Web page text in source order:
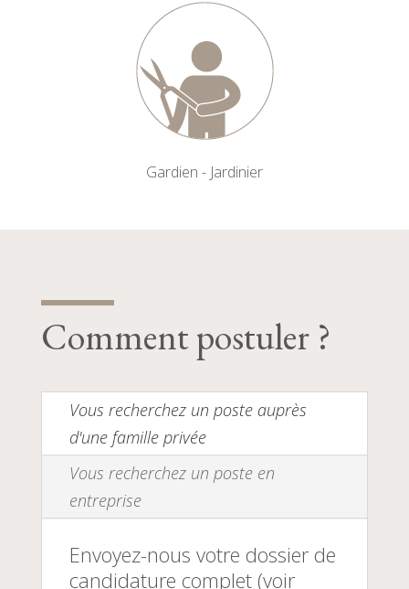
Gardien - Jardinier
Comment postuler ?
Vous recherchez un poste auprès
d'une famille privée
Vous recherchez un poste en
entreprise
Envoyez-nous votre dossier de
candidature complet (voir